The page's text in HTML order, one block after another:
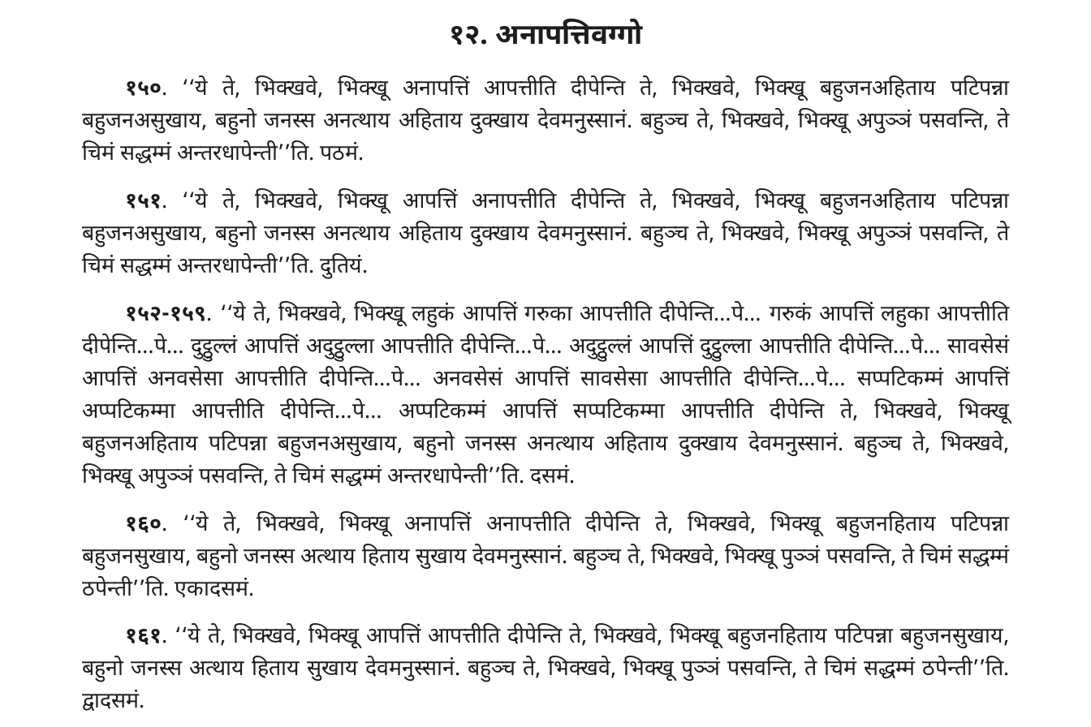
१२. अनापत्तिवग्गो
१५०. ‘‘येते, भिक्खवे, भिक्खू अनापत्तिं आपत्तीति दीपेन्ति ते, भिक्खवे, भिक्खू बहुजनअहिताय पटिपन्ना
बहुजनअसुखाय, बहुनो जनस्स अनत्थाय अहिताय दुक्खाय देवमनुस्सानं. बहुञ्च ते, भिक्खवे, भिक्खू अपुञ्ञं पसवन्ति, ते
चिमं सद्धम्मं अन्तरधापेन्ती’’ति. पठमं.
१५१. ‘‘ये ते, भिक्खवे, भिक्खू आपत्तिं अनापत्तीति दीपेन्ति ते, भिक्खवे, भिक्खू बहुजनअहिताय पटिपन्ना
बहुजनअसुखाय, बहुनो जनस्स अनत्थाय अहिताय दुक्खाय देवमनुस्सानं. बहुञ्च ते, भिक्खवे, भिक्खू अपुञ्ञं पसवन्ति, ते
चिमं सद्धम्मं अन्तरधापेन्ती’’ति. दुतियं.
१५२-१५९. ‘‘ये ते, भिक्खवे, भिक्खू लहुकं आपत्तिं गरुका आपत्तीति दीपेन्ति…पे… गरुकं आपत्तिं लहुका आपत्तीति
दीपेन्ति…पे… दुट्ठुल्लं आपत्तिं अदुट्ठुल्ला आपत्तीति दीपेन्ति…पे… अदुट्ठुल्लं आपत्तिं दुट्ठुल्ला आपत्तीति दीपेन्ति…पे… सावसेसं
आपत्तिं अनवसेसा आपत्तीति दीपेन्ति…पे… अनवसेसं आपत्तिं सावसेसा आपत्तीति दीपेन्ति…पे… सप्पटिकम्मं आपत्तिं
अप्पटिकम्मा आपत्तीति दीपेन्ति…पे… अप्पटिकम्मं आपत्तिं सप्पटिकम्मा आपत्तीति दीपेन्ति ते, भिक्खवे, भिक्खू
बहुजनअहिताय पटिपन्ना बहुजनअसुखाय, बहुनो जनस्स अनत्थाय अहिताय दुक्खाय देवमनुस्सानं. बहुञ्चते, भिक्खवे,
भिक्खू अपुञ्ञं पसवन्ति, ते चिमं सद्धम्मं अन्तरधापेन्ती’’ति. दसमं.
१६०. ‘‘ये ते, भिक्खवे, भिक्खू अनापत्तिं अनापत्तीति दीपेन्ति ते, भिक्खवे, भिक्खू बहुजनहिताय पटिपन्ना
बहुजनसुखाय, बहुनो जनस्स अत्थाय हिताय सुखाय देवमनुस्सानं. बहुञ्च ते, भिक्खवे, भिक्खू पुञ्ञं पसवन्ति, ते चिमं सद्धम्मं
ठपेन्ती’’ति. एकादसमं.
१६१. ‘‘येते, भिक्खवे, भिक्खू आपत्तिं आपत्तीति दीपेन्ति ते, भिक्खवे, भिक्खू बहुजनहिताय पटिपन्ना बहुजनसुखाय,
बहुनो जनस्स अत्थाय हिताय सुखाय देवमनुस्सानं. बहुञ्च ते, भिक्खवे, भिक्खू पुञ्ञं पसवन्ति, ते चिमं सद्धम्मं ठपेन्ती’’ति.
द्वादसमं.